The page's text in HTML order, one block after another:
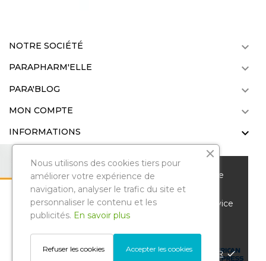
Nous vous remercions de votre visite sur notre
parapharmacie en ligne. Pour améliorer votre
expérience de navigation et vous offrir un service
personnalisé, nous utilisons des cookies et
d'autres technologies similaires.
POLITIQUE DE CONFIDENTIALITÉ ACCEPTER done
NOTRE SOCIÉTÉ 
PARAPHARM'ELLE 
PARA'BLOG 
MON COMPTE 
INFORMATIONS 
Parapharmelle. Tous droits réservés.
Reproduction même partielle interdite
Gestion des avis Google
Nous utilisons des cookies tiers pour
améliorer votre expérience de
navigation, analyser le trafic du site et
personnaliser le contenu et les
publicités. En savoir plus
Accepter les cookies
Refuser les cookies